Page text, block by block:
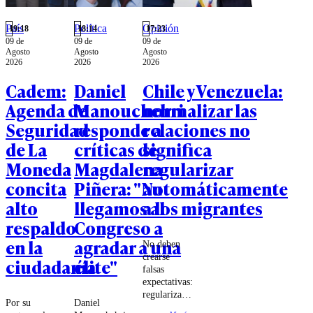
País
19:18
09 de
Agosto
2026
Cadem:
Agenda de
Seguridad
de La
Moneda
concita
alto
respaldo
en la
ciudadanía
Por su
Política
18:14
09 de
Agosto
2026
Daniel
Manouchehri
responde a
críticas de
Magdalena
Piñera: "No
llegamos al
Congreso a
agradar a una
élite"
Daniel
Opinión
17:23
09 de
Agosto
2026
Chile y Venezuela:
normalizar las
relaciones no
significa
regularizar
automáticamente
a los migrantes
No deben
crearse
falsas
expectativas:
regularizar